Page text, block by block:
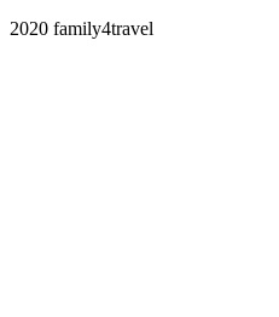
2020 family4travel